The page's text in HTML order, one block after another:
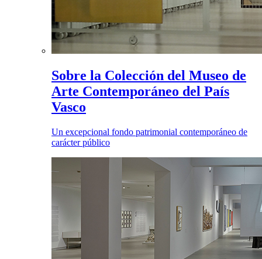
Sobre la Colección del Museo de
Arte Contemporáneo del País
Vasco
Un excepcional fondo patrimonial contemporáneo de
carácter público